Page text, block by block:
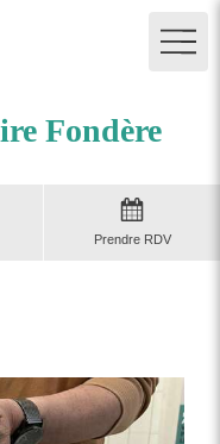
Fondère
Prendre RDV